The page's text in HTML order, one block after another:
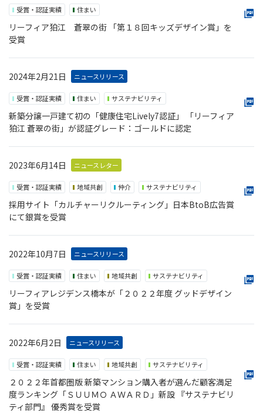
受賞・認証実績 住まい
リーフィア狛江 蒼翠の街 「第１８回キッズデザイン賞」を
受賞
2024年2月21日 ニュースリリース
受賞・認証実績 住まい サステナビリティ
新築分譲一戸建て初の「健康住宅Lively7認証」 「リーフィア
狛江 蒼翠の街」が認証グレード：ゴールドに認定
2023年6月14日 ニュースレター
受賞・認証実績 地域共創 仲介 サステナビリティ
採用サイト「カルチャーリクルーティング」日本BtoB広告賞
にて銀賞を受賞
2022年10月7日 ニュースリリース
受賞・認証実績 住まい 地域共創 サステナビリティ
リーフィアレジデンス橋本が「２０２２年度 グッドデザイン
賞」を受賞
2022年6月2日 ニュースリリース
受賞・認証実績 住まい 地域共創 サステナビリティ
２０２２年首都圏版 新築マンション購入者が選んだ顧客満足
度ランキング「ＳＵＵＭＯ ＡＷＡＲＤ」新設 『サステナビリ
ティ部門』 優秀賞を受賞